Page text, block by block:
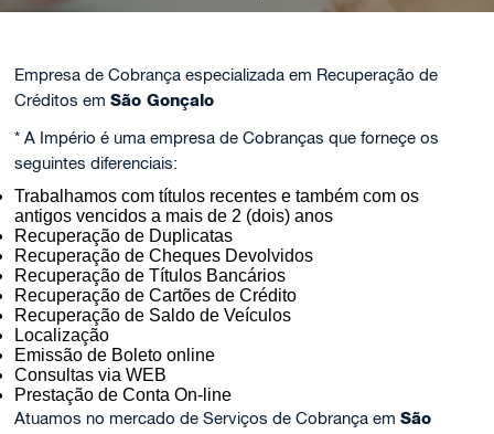
Empresa de Cobrança especializada em Recuperação de
Créditos emSão Gonçalo
* A Império é uma empresa de Cobranças que forneçe os
seguintes diferenciais:
Trabalhamos com títulos recentes e também com os
antigos vencidos a mais de 2 (dois) anos
Recuperação de Duplicatas
Recuperação de Cheques Devolvidos
Recuperação de Títulos Bancários
Recuperação de Cartões de Crédito
Recuperação de Saldo de Veículos
Localização
Emissão de Boleto online
Consultas via WEB
Prestação de Conta On-line
Atuamos no mercado de Serviços de Cobrança emSão